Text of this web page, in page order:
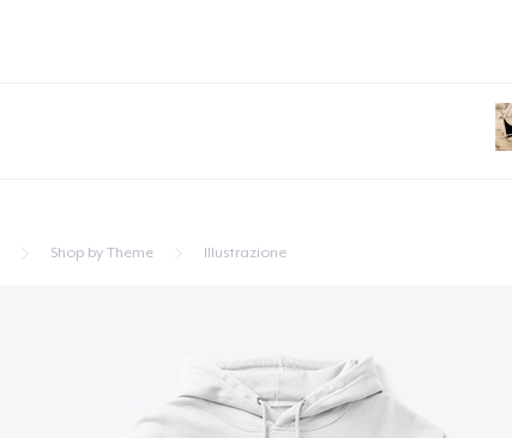
Shop by Theme Illustrazione